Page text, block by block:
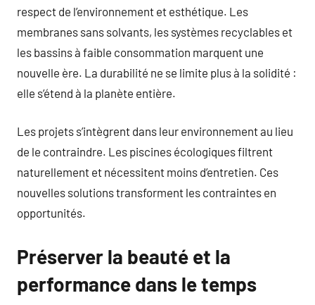
respect de l’environnement et esthétique. Les
membranes sans solvants, les systèmes recyclables et
les bassins à faible consommation marquent une
nouvelle ère. La durabilité ne se limite plus à la solidité :
elle s’étend à la planète entière.
Les projets s’intègrent dans leur environnement au lieu
de le contraindre. Les piscines écologiques filtrent
naturellement et nécessitent moins d’entretien. Ces
nouvelles solutions transforment les contraintes en
opportunités.
Préserver la beauté et la
performance dans le temps